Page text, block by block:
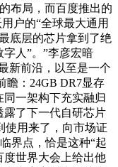
布局，而百度推出的
户的“全球最大通用
底层的芯片拿到了绝
人”。”李彦宏暗
新前沿，以至是一个
瞻：24GB DR7显存
同一架构下充实融归
露了下一代自研芯片
使用来了，向市场证
界点，恰是这种“起
度世界大会上给出他